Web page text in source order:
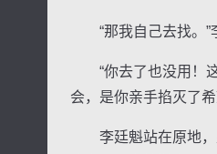
“那我自己去找。”
“你去了也没用！这
会，是你亲手掐灭了希
李廷魁站在原地，